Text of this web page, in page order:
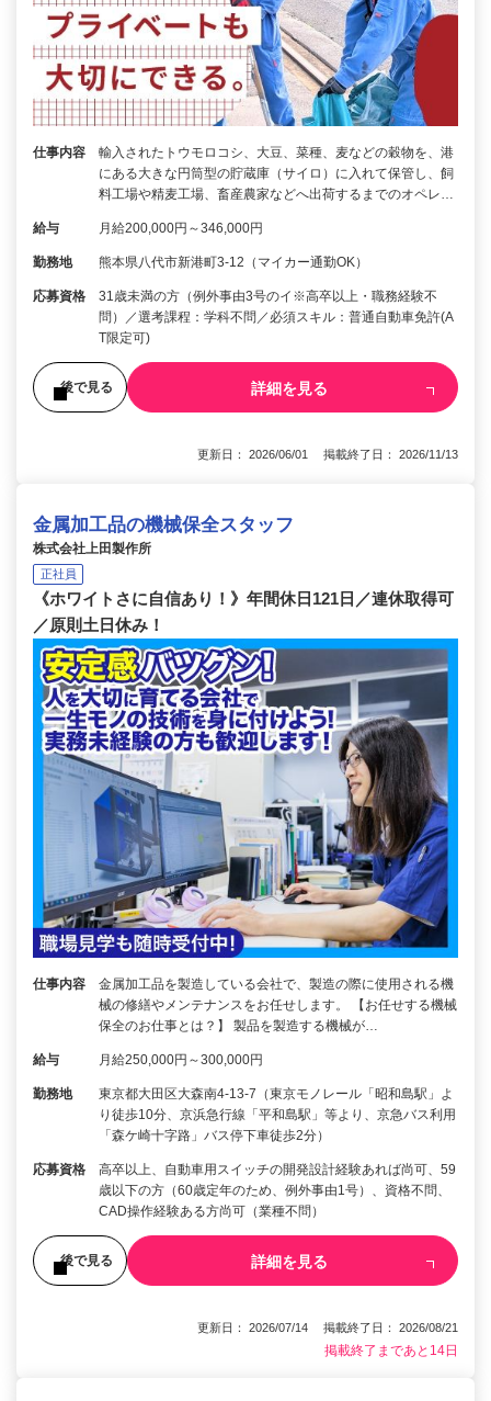
仕事内容
輸入されたトウモロコシ、大豆、菜種、麦などの穀物を、港
にある大きな円筒型の貯蔵庫（サイロ）に入れて保管し、飼
料工場や精麦工場、畜産農家などへ出荷するまでのオペレ…
給与 月給200,000円～346,000円
勤務地 熊本県八代市新港町3-12（マイカー通勤OK）
応募資格
31歳未満の方（例外事由3号のイ※高卒以上・職務経験不
問）／選考課程：学科不問／必須スキル：普通自動車免許(A
T限定可)
後で見る 詳細を見る
更新日： 2026/06/01 掲載終了日： 2026/11/13
金属加工品の機械保全スタッフ
株式会社上田製作所
正社員
《ホワイトさに自信あり！》年間休日121日／連休取得可
／原則土日休み！
仕事内容
金属加工品を製造している会社で、製造の際に使用される機
械の修繕やメンテナンスをお任せします。 【お任せする機械
保全のお仕事とは？】 製品を製造する機械が…
給与 月給250,000円～300,000円
勤務地
東京都大田区大森南4-13-7（東京モノレール「昭和島駅」よ
り徒歩10分、京浜急行線「平和島駅」等より、京急バス利用
「森ケ崎十字路」バス停下車徒歩2分）
応募資格
高卒以上、自動車用スイッチの開発設計経験あれば尚可、59
歳以下の方（60歳定年のため、例外事由1号）、資格不問、
CAD操作経験ある方尚可（業種不問）
後で見る 詳細を見る
更新日： 2026/07/14 掲載終了日： 2026/08/21
掲載終了まであと14日